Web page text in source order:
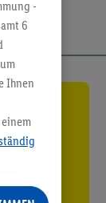
-
6
Ihnen
Ihr